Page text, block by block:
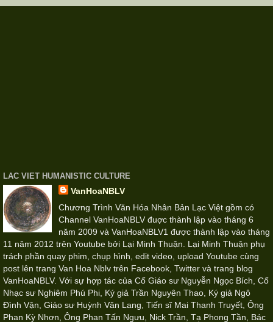
LAC VIET HUMANISTIC CULTURE
VanHoaNBLV
Chương Trình Văn Hóa Nhân Bản Lạc Việt gồm có
Channel VanHoaNBLV đuợc thành lập vào tháng 6
năm 2009 và VanHoaNBLV1 được thành lập vào tháng
11 năm 2012 trên Youtube bởi Lại Minh Thuận. Lại Minh Thuận phụ
trách phần quay phim, chụp hình, edit video, upload Youtube cùng
post lên trang Van Hoa Nblv trên Facebook, Twitter và trang blog
VanHoaNBLV. Với sự hợp tác của Cố Giáo sư Nguyễn Ngọc Bích, Cố
Nhạc sư Nghiêm Phú Phi, Ký giả Trần Nguyên Thao, Ký giả Ngô
Đình Vận, Giáo sư Huỳnh Văn Lang, Tiến sĩ Mai Thanh Truyết, Ông
Phan Kỳ Nhơn, Ông Phan Tấn Ngưu, Nick Trần, Tạ Phong Tần, Bác